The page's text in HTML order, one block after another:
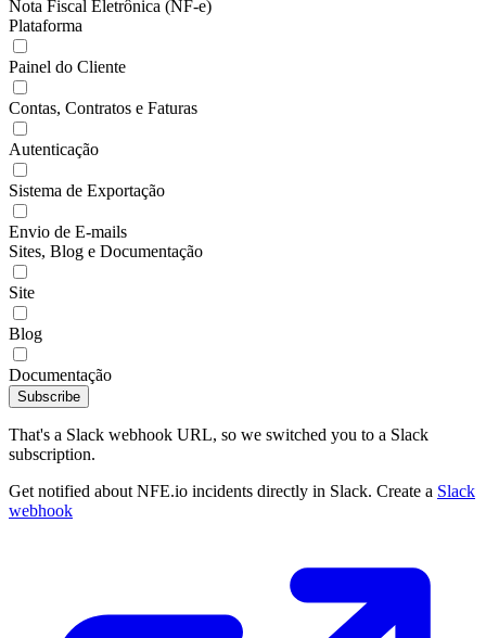
Nota Fiscal Eletrônica (NF-e)
Plataforma
Painel do Cliente
Contas, Contratos e Faturas
Autenticação
Sistema de Exportação
Envio de E-mails
Sites, Blog e Documentação
Site
Blog
Documentação
Subscribe
That's a Slack webhook URL, so we switched you to a Slack
subscription.
Get notified about NFE.io incidents directly in Slack. Create a Slack
webhook